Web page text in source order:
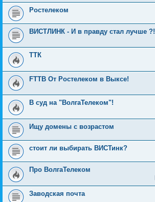
Ростелеком
ВИСТЛИНК - И в правду стал лучше ?!
ТТК
FTTB От Ростелеком в Выксе!
В суд на "ВолгаТелеком"!
Ищу домены с возрастом
стоит ли выбирать ВИСТинк?
Про ВолгаТелеком
Заводская почта